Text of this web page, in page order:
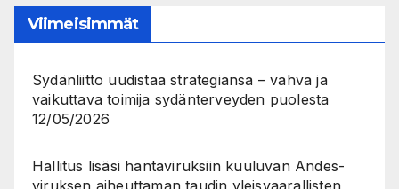
Viimeisimmät
Sydänliitto uudistaa strategiansa – vahva ja
vaikuttava toimija sydänterveyden puolesta
12/05/2026
Hallitus lisäsi hantaviruksiin kuuluvan Andes-
viruksen aiheuttaman taudin yleisvaarallisten